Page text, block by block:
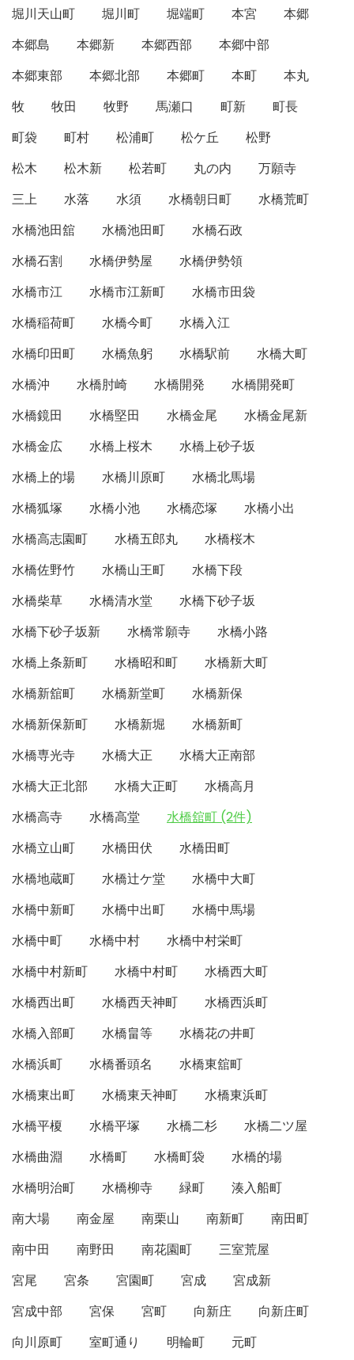
堀川天山町
堀川町 堀端町 本宮
本郷
本郷島
本郷新 本郷西部
本郷中部
本郷東部
本郷北部 本郷町 本町
本丸
牧
牧田 牧野 馬瀬口 町新
町長
町袋
町村 松浦町 松ケ丘
松野
松木
松木新 松若町 丸の内
万願寺
三上
水落 水須 水橋朝日町
水橋荒町
水橋池田舘
水橋池田町
水橋石政
水橋石割
水橋伊勢屋
水橋伊勢領
水橋市江
水橋市江新町
水橋市田袋
水橋稲荷町
水橋今町
水橋入江
水橋印田町
水橋魚躬 水橋駅前
水橋大町
水橋沖
水橋肘崎 水橋開発
水橋開発町
水橋鏡田
水橋堅田 水橋金尾
水橋金尾新
水橋金広
水橋上桜木
水橋上砂子坂
水橋上的場
水橋川原町
水橋北馬場
水橋狐塚
水橋小池 水橋恋塚
水橋小出
水橋高志園町
水橋五郎丸
水橋桜木
水橋佐野竹
水橋山王町
水橋下段
水橋柴草
水橋清水堂
水橋下砂子坂
水橋下砂子坂新
水橋常願寺
水橋小路
水橋上条新町
水橋昭和町
水橋新大町
水橋新舘町
水橋新堂町
水橋新保
水橋新保新町
水橋新堀
水橋新町
水橋専光寺
水橋大正
水橋大正南部
水橋大正北部
水橋大正町
水橋高月
水橋高寺
水橋高堂
水橋舘町 (2件)
水橋立山町
水橋田伏
水橋田町
水橋地蔵町
水橋辻ケ堂
水橋中大町
水橋中新町
水橋中出町
水橋中馬場
水橋中町
水橋中村
水橋中村栄町
水橋中村新町
水橋中村町
水橋西大町
水橋西出町
水橋西天神町
水橋西浜町
水橋入部町
水橋畠等
水橋花の井町
水橋浜町
水橋番頭名
水橋東舘町
水橋東出町
水橋東天神町
水橋東浜町
水橋平榎
水橋平塚 水橋二杉
水橋二ツ屋
水橋曲淵
水橋町 水橋町袋
水橋的場
水橋明治町
水橋柳寺 緑町
湊入船町
南大場
南金屋 南栗山 南新町
南田町
南中田
南野田 南花園町
三室荒屋
宮尾
宮条 宮園町 宮成
宮成新
宮成中部
宮保 宮町 向新庄
向新庄町
向川原町
室町通り 明輪町 元町